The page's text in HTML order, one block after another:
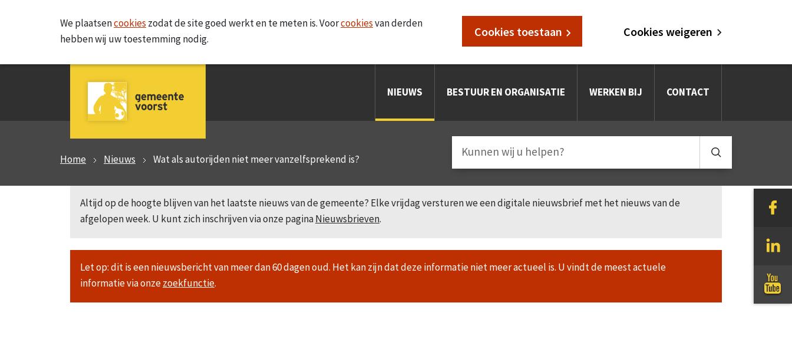
We plaatsencookies zodat de site goed werkt en te meten is. Voorcookiesvan derden
hebben wij uw toestemming nodig.
Cookies toestaan Cookies weigeren
NIEUWS BESTUUR EN ORGANISATIE WERKEN BIJ CONTACT
Home Nieuws Wat als autorijden niet meer vanzelfsprekend is?
Altijd op de hoogte blijven van het laatste nieuws van de gemeente? Elke vrijdag versturen we een digitale nieuwsbrief met het nieuws van de
afgelopen week. U kunt zich inschrijven via onze paginaNieuwsbrieven.
Let op: dit is een nieuwsbericht van meer dan 60 dagen oud. Het kan zijn dat deze informatie niet meer actueel is. U vindt de meest actuele
informatie via onzezoekfunctie.